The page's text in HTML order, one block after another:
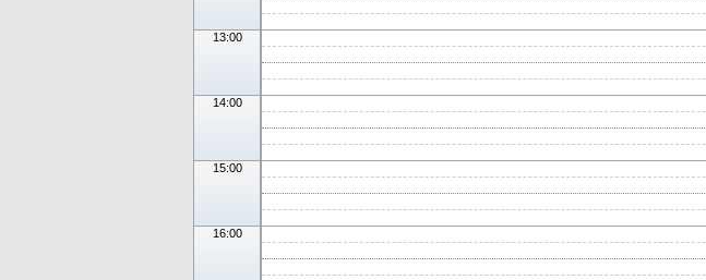
13:00
14:00
15:00
16:00